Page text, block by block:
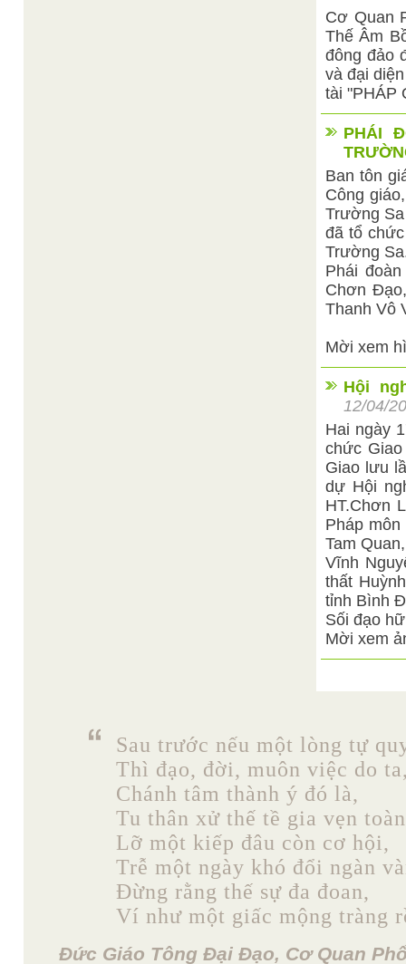
Cơ Quan
Thế Âm
đông đảo
và đại
tài "PHÁP
PHÁI
Ban tôn
Công
Trường
đã tổ
Trường
Phái
Chơn
Thanh Vô
Mời xem
Hội
12/04/
Hai ngày
chức
Giao lưu
dự Hội
HT.Chơn
Pháp môn
Tam
Vĩnh
thất
tỉnh Bình
Sối đạo
Mời xem
Sau trước nếu một lòng tự
Thì đạo, đời, muôn việc do
Chánh tâm thành ý đó là,
Tu thân xử thế tề gia vẹn
Lỡ một kiếp đâu còn cơ hội,
Trễ một ngày khó đổi ngàn
Đừng rằng thế sự đa đoan,
Ví như một giấc mộng tràng
Đức Giáo Tông Đại Đạo, Cơ Quan